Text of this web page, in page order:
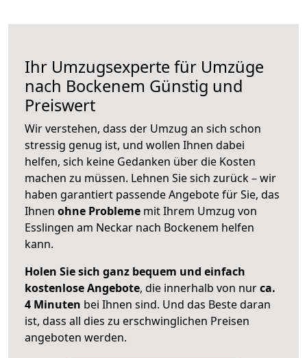
Ihr Umzugsexperte für Umzüge
nach Bockenem Günstig und
Preiswert
Wir verstehen, dass der Umzug an sich schon
stressig genug ist, und wollen Ihnen dabei
helfen, sich keine Gedanken über die Kosten
machen zu müssen. Lehnen Sie sich zurück – wir
haben garantiert passende Angebote für Sie, das
Ihnen ohne Probleme mit Ihrem Umzug von
Esslingen am Neckar nach Bockenem helfen
kann.
Holen Sie sich ganz bequem und einfach
kostenlose Angebote, die innerhalb von nurca.
4 Minuten bei Ihnen sind. Und das Beste daran
ist, dass all dies zu erschwinglichen Preisen
angeboten werden.